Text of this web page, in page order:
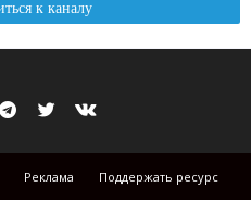
Реклама Поддержать ресурс